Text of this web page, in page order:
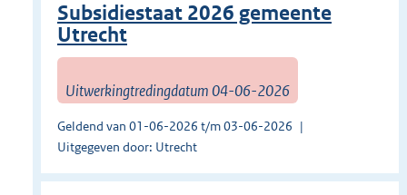
Subsidiestaat 2026 gemeente
Utrecht
Uitwerkingtredingdatum 04-06-2026
Geldend van 01-06-2026 t/m 03-06-2026
Uitgegeven door: Utrecht